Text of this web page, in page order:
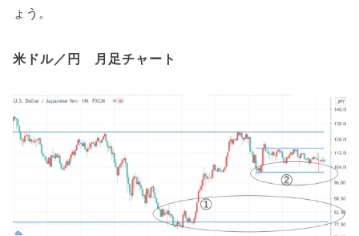
ょう。
米ドル／円 月足チャート